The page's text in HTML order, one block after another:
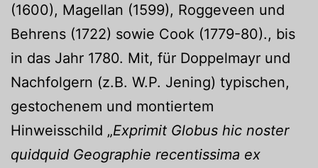
(1600), Magellan (1599), Roggeveen und
Behrens (1722) sowie Cook (1779-80)., bis
in das Jahr 1780. Mit, für Doppelmayr und
Nachfolgern (z.B. W.P. Jening) typischen,
gestochenem und montiertem
Hinweisschild „Exprimit Globus hic noster
quidquid Geographie recentissima ex